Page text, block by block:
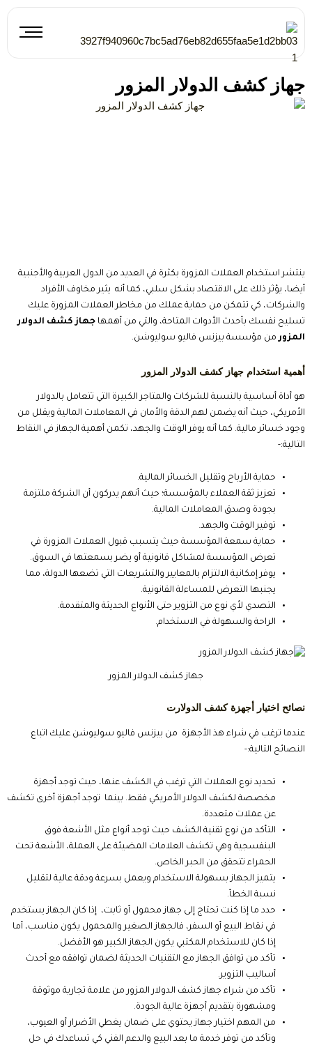
المحتوى
جهاز كشف الدولار المزور
ينتشر استخدام العملات المزورة بكثرة في العديد من الدول العربية والأجنبية
أيضا، يؤثر ذلك على الاقتصاد بشكل سلبي، كما أنه يثير مخاوف الأفراد
والشركات، كي تتمكن من حماية عملك من مخاطر العملات المزورة عليك
تسليح نفسك بأحدث الأدوات المتاحة، والتي من أهمها جهاز كشف الدولار
المزورمن مؤسسة بيزنس فاليو سوليوشن.
أهمية استخدام جهاز كشف الدولار المزور
هو أداة أساسية بالنسبة للشركات والمتاجر الكبيرة التي تتعامل بالدولار
الأمريكي، حيث أنه يضمن لهم الدقة والأمان في المعاملات المالية ويقلل من
وجود خسائر مالية. كما أنه يوفر الوقت والجهد، تكمن أهمية الجهاز في النقاط
التالية:-
حماية الأرباح وتقليل الخسائر المالية.
تعزيز ثقة العملاء بالمؤسسة؛ حيث أنهم يدركون أن الشركة ملتزمة
بجودة وصدق المعاملات المالية.
توفير الوقت والجهد.
حماية سمعة المؤسسة حيث يتسبب قبول العملات المزورة في
تعرض المؤسسة لمشاكل قانونية أو يضر بسمعتها في السوق.
يوفر إمكانية الالتزام بالمعايير والتشريعات التي تضعها الدولة، مما
يجنبها التعرض للمساءلة القانونية.
التصدي لأي نوع من التزوير حتى الأنواع الحديثة والمتقدمة.
الراحة والسهولة في الاستخدام.
جهاز كشف الدولار المزور
نصائح اختيار أجهزة كشف الدولارت
عندما ترغب في شراء هذ الأجهزة من بيزنس فاليو سوليوشن عليك اتباع
النصائح التالية:-
تحديد نوع العملات التي ترغب في الكشف عنها، حيث توجد أجهزة
مخصصة لكشف الدولار الأمريكي فقط. بينما توجد أجهزة أخرى تكشف
عن عملات متعددة.
التأكد من نوع تقنية الكشف حيث توجد أنواع مثل الأشعة فوق
البنفسجية وهي تكشف العلامات المضيئة على العملة، الأشعة تحت
الحمراء تتحقق من الحبر الخاص.
يتميز الجهاز بسهولة الاستخدام ويعمل بسرعة ودقة عالية لتقليل
نسبة الخطأ.
حدد ما إذا كنت تحتاج إلى جهاز محمول أو ثابت، إذا كان الجهاز يستخدم
في نقاط البيع أو السفر، فالجهاز الصغير والمحمول يكون مناسب، أما
إذا كان للاستخدام المكتبي يكون الجهاز الكبير هو الأفضل.
تأكد من توافق الجهاز مع التقنيات الحديثة لضمان توافقه مع أحدث
أساليب التزوير.
تأكد من شراء جهاز كشف الدولار المزور من علامة تجارية موثوقة
ومشهورة بتقديم أجهزة عالية الجودة.
من المهم اختيار جهاز يحتوي على ضمان يغطي الأضرار أو العيوب،
وتأكد من توفر خدمة ما بعد البيع والدعم الفني كي تساعدك في حل